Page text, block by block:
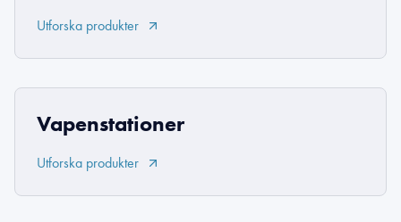
Utforska produkter
Vapenstationer
Utforska produkter